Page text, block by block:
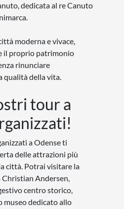
dedicata al re Canuto
moderna e vivace,
il proprio patrimonio
rinunciare
qualità della vita.
tour a
a Odense ti
delle attrazioni più
città. Potrai visitare la
Christian Andersen,
centro storico,
museo dedicato allo